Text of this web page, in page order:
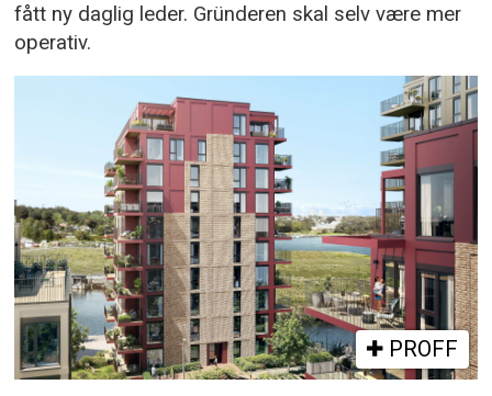
fått ny daglig leder. Gründeren skal selv være mer
operativ.
PROFF